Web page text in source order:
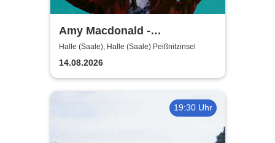
Amy Macdonald -
Sommershows 2026
Halle (Saale), Halle (Saale) Peißnitzinsel
14.08.2026
19:30 Uhr